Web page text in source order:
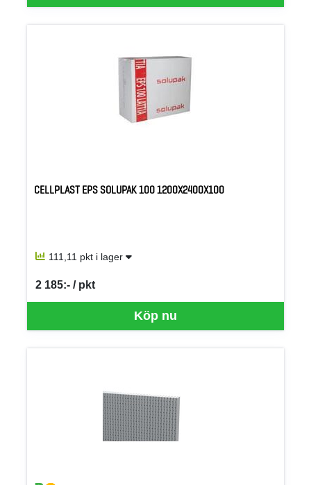
CELLPLAST EPS SOLUPAK 100 1200X2400X100
111,11 pkt i lager
Köp nu
2 185:- / pkt
SEK per PKT